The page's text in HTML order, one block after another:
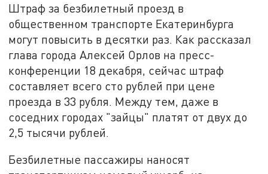
Штраф за безбилетный проезд в
общественном транспорте Екатеринбурга
могут повысить в десятки раз. Как рассказал
глава города Алексей Орлов на пресс-
конференции 18 декабря, сейчас штраф
составляет всего сто рублей при цене
проезда в 33 рубля. Между тем, даже в
соседних городах "зайцы" платят от двух до
2,5 тысячи рублей.
Безбилетные пассажиры наносят